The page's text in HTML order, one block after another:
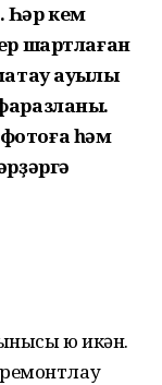
Һәр кем
шартлаған
ауылы
һәм
юҡ икән.